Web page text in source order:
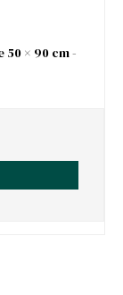
50 × 90 cm -